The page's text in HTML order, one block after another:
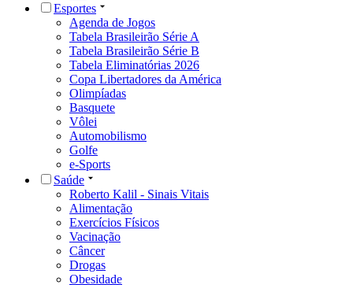
Esportes
Agenda de Jogos
Tabela Brasileirão Série A
Tabela Brasileirão Série B
Tabela Eliminatórias 2026
Copa Libertadores da América
Olimpíadas
Basquete
Vôlei
Automobilismo
Golfe
e-Sports
Saúde
Roberto Kalil - Sinais Vitais
Alimentação
Exercícios Físicos
Vacinação
Câncer
Drogas
Obesidade